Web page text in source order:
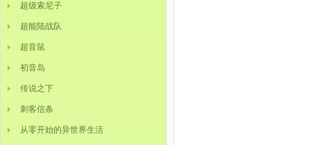
超级索尼子
超能陆战队
超音鼠
初音岛
传说之下
刺客信条
从零开始的异世界生活